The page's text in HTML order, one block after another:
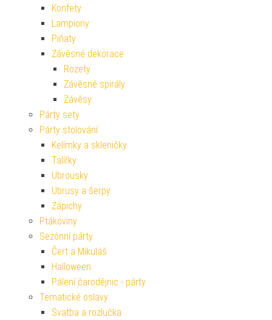
Konfety
Lampiony
Piňaty
Závěsné dekorace
Rozety
Závěsné spirály
Závěsy
Párty sety
Párty stolování
Kelímky a skleničky
Talířky
Ubrousky
Ubrusy a šerpy
Zápichy
Ptákoviny
Sezónní párty
Čert a Mikuláš
Halloween
Pálení čarodějnic - párty
Tematické oslavy
Svatba a rozlučka